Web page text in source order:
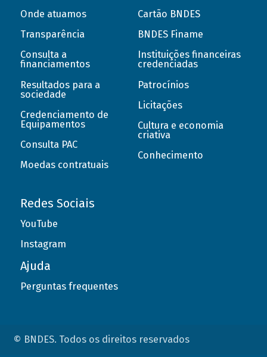
Onde atuamos
Transparência
Consulta a
financiamentos
Resultados para a
sociedade
Credenciamento de
Equipamentos
Consulta PAC
Moedas contratuais
Cartão BNDES
BNDES Finame
Instituições financeiras
credenciadas
Patrocínios
Licitações
Cultura e economia
criativa
Conhecimento
Redes Sociais
YouTube
Instagram
Ajuda
Perguntas frequentes
© BNDES. Todos os direitos reservados